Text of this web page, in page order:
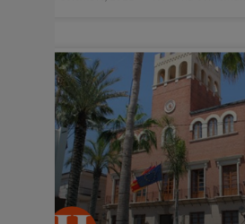
l'experiència més rellevant recordant
"Configuració de les galetes" per
consentiment controlat.
Configuració cookies Accepta tot